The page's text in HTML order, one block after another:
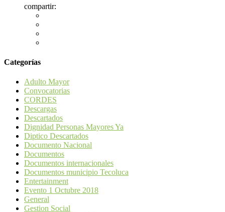
compartir:
Categorías
Adulto Mayor
Convocatorias
CORDES
Descargas
Descartados
Dignidad Personas Mayores Ya
Diptico Descartados
Documento Nacional
Documentos
Documentos internacionales
Documentos municipio Tecoluca
Entertainment
Evento 1 Octubre 2018
General
Gestion Social